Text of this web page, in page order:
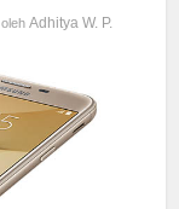
oleh Adhitya W. P.